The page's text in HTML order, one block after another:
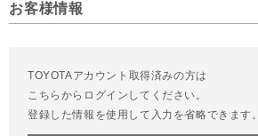
お客様情報
TOYOTAアカウント取得済みの方は
こちらからログインしてください。
登録した情報を使用して入力を省略できます。